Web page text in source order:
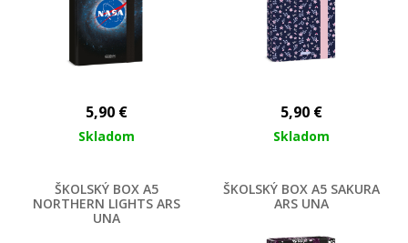
5,90 €
Skladom
5,90 €
Skladom
ŠKOLSKÝ BOX A5
NORTHERN LIGHTS ARS
UNA
ŠKOLSKÝ BOX A5 SAKURA
ARS UNA